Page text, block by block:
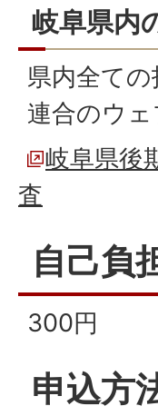
岐阜県内
県内全て
連合のウ
岐阜県後
査
自己負
300円
申込方